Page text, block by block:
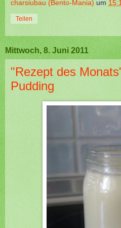
charsiubau (Bento-Mania) um
Teilen
Mittwoch, 8. Juni 2011
"Rezept des
Pudding